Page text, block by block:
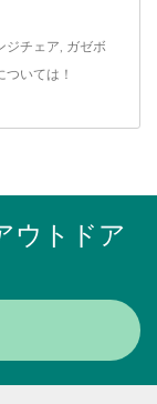
ジチェア ガゼボ
ついては！
ウトドア